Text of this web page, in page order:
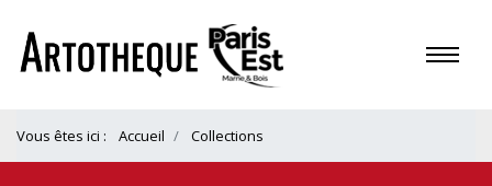
Vous êtes ici : Accueil Collections